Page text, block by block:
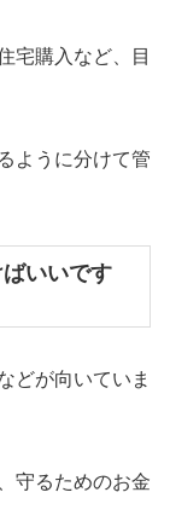
宅購入など、目
ように分けて管
いいです
どが向いていま
守るためのお金